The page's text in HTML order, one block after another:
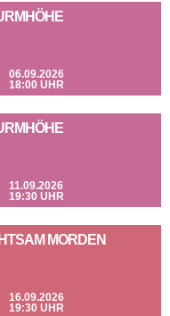
06.09.2026
18:00 UHR
11.09.2026
19:30 UHR
MORDEN
16.09.2026
19:30 UHR